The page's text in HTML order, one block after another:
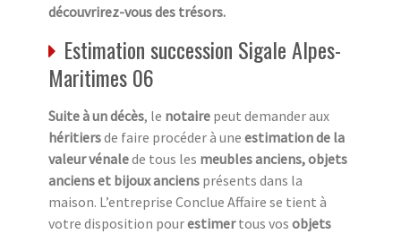
découvrirez-vous des trésors.
Estimation succession Sigale Alpes-
Maritimes 06
Suite à un décès, le notaire peut demander aux
héritiersde faire procéder à une estimation de la
valeur vénalede tous les meubles anciens, objets
anciens et bijoux anciens présents dans la
maison. L’entreprise Conclue Affaire se tient à
votre disposition pourestimertous vos objets